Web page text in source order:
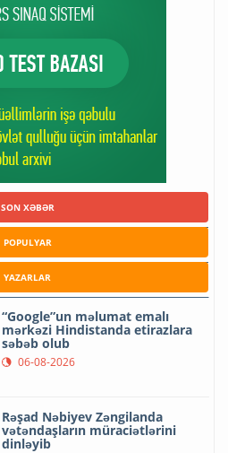
SON XƏBƏR
POPULYAR
YAZARLAR
“Google”un məlumat emalı
mərkəzi Hindistanda etirazlara
səbəb olub
06-08-2026
Rəşad Nəbiyev Zəngilanda
vətəndaşların müraciətlərini
dinləyib